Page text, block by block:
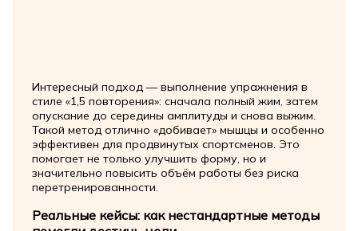
Интересный подход — выполнение упражнения в
стиле «1,5 повторения»: сначала полный жим, затем
опускание до середины амплитуды и снова выжим.
Такой метод отлично «добивает» мышцы и особенно
эффективен для продвинутых спортсменов. Это
помогает не только улучшить форму, но и
значительно повысить объём работы без риска
перетренированности.
Реальные кейсы: как нестандартные методы